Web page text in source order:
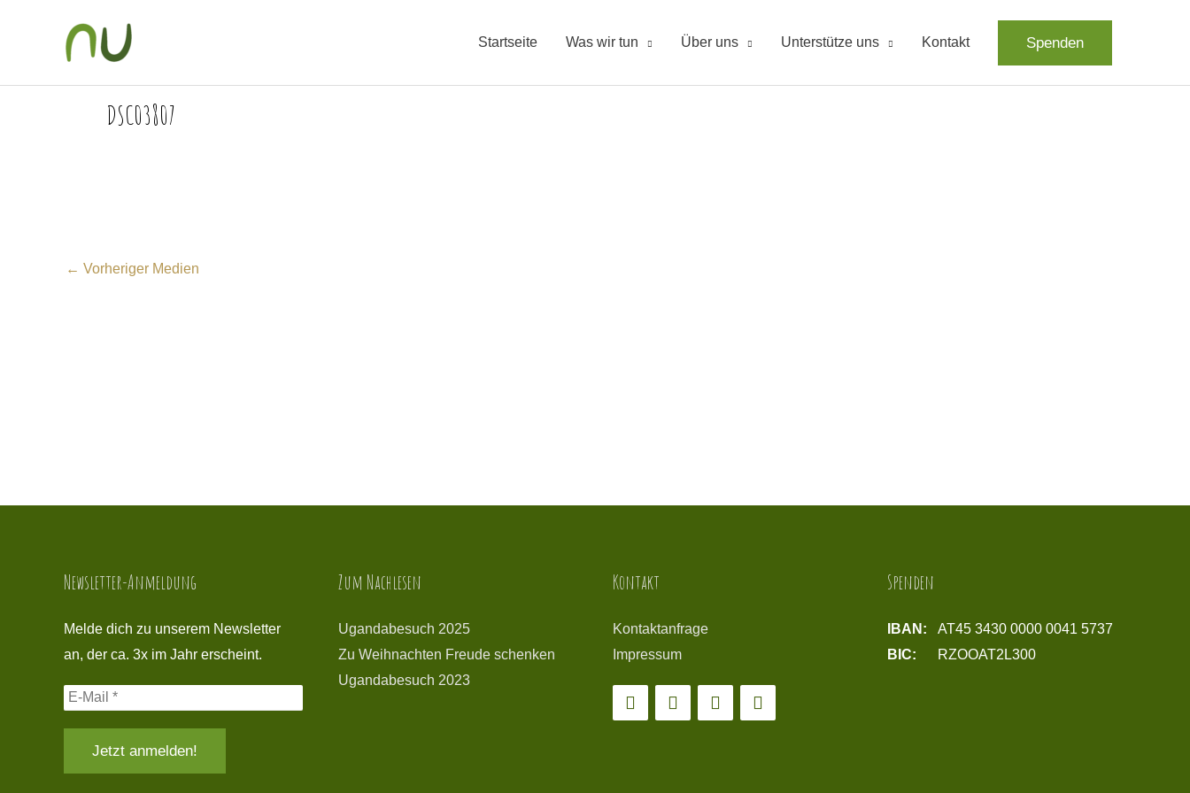
Startseite Was wir tun Über uns Unterstütze uns Kontakt Spenden
DSC03807
← Vorheriger Medien
Newsletter-Anmeldung
Melde dich zu unserem Newsletter
an, der ca. 3x im Jahr erscheint.
Zum Nachlesen
Ugandabesuch 2025
Zu Weihnachten Freude schenken
Ugandabesuch 2023
Kontakt
Kontaktanfrage
Impressum
Spenden
IBAN: AT45 3430 0000 0041 5737
BIC:
RZOOAT2L300